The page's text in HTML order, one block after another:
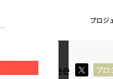
プロジ
U RooLee
プロ